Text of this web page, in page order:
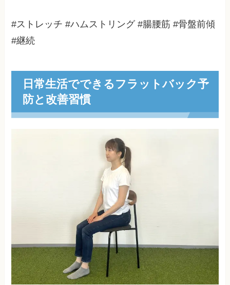
#ストレッチ #ハムストリング #腸腰筋 #骨盤前傾
#継続
日常生活でできるフラットバック予
防と改善習慣